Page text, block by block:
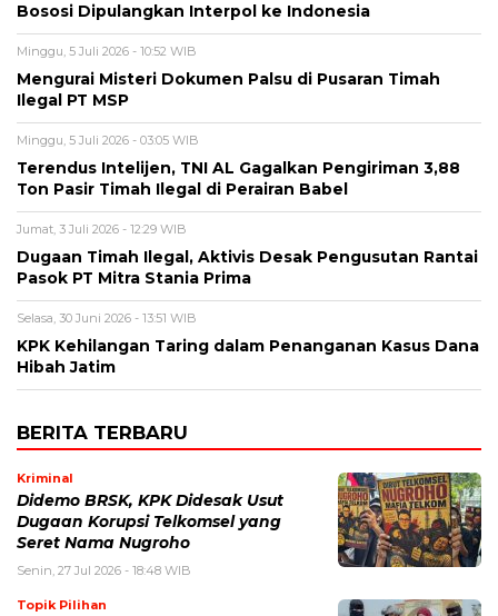
Bososi Dipulangkan Interpol ke Indonesia
Minggu, 5 Juli 2026 - 10:52 WIB
Mengurai Misteri Dokumen Palsu di Pusaran Timah
Ilegal PT MSP
Minggu, 5 Juli 2026 - 03:05 WIB
Terendus Intelijen, TNI AL Gagalkan Pengiriman 3,88
Ton Pasir Timah Ilegal di Perairan Babel
Jumat, 3 Juli 2026 - 12:29 WIB
Dugaan Timah Ilegal, Aktivis Desak Pengusutan Rantai
Pasok PT Mitra Stania Prima
Selasa, 30 Juni 2026 - 13:51 WIB
KPK Kehilangan Taring dalam Penanganan Kasus Dana
Hibah Jatim
BERITA TERBARU
Kriminal
Didemo BRSK, KPK Didesak Usut
Dugaan Korupsi Telkomsel yang
Seret Nama Nugroho
Senin, 27 Jul 2026 - 18:48 WIB
Topik Pilihan